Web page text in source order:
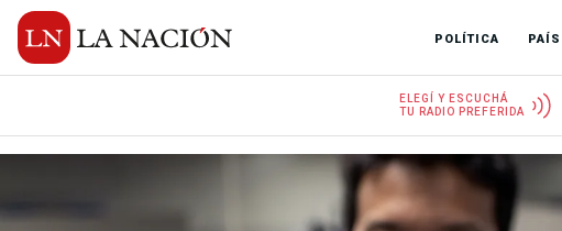
POLÍTICA PAÍS
ELEGÍ Y ESCUCHÁ
TU RADIO PREFERIDA